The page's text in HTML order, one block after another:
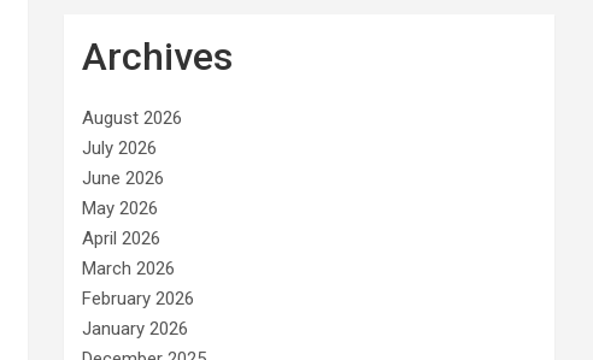
Archives
August 2026
July 2026
June 2026
May 2026
April 2026
March 2026
February 2026
January 2026